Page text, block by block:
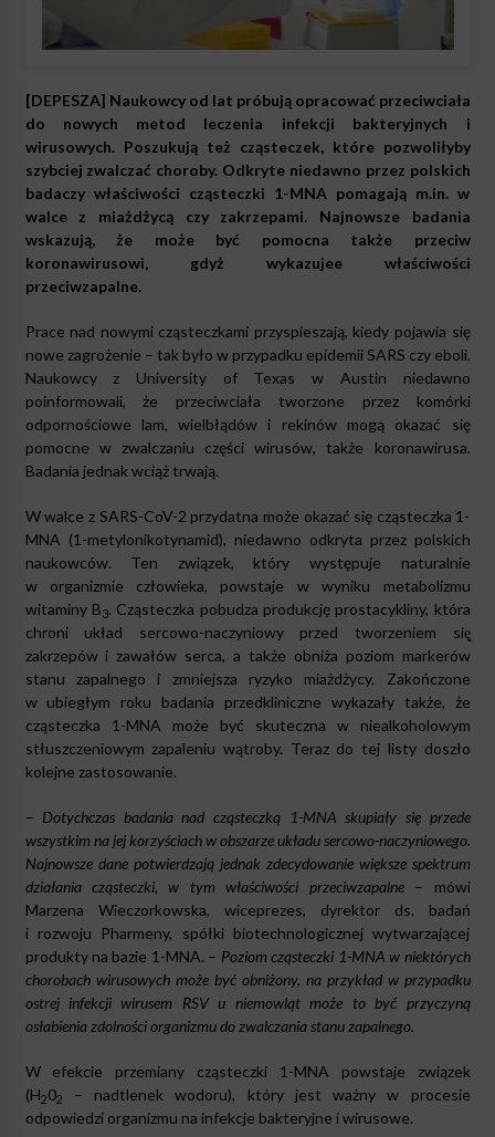
[DEPESZA] Naukowcy od lat próbują opracować przeciwciała
do nowych metod leczenia infekcji bakteryjnych i
wirusowych. Poszukują też cząsteczek, które pozwoliłyby
szybciej zwalczać choroby. Odkryte niedawno przez polskich
badaczy właściwości cząsteczki 1-MNA pomagają m.in. w
walce z miażdżycą czy zakrzepami. Najnowsze badania
wskazują, że może być pomocna także przeciw
koronawirusowi, gdyż wykazujee właściwości
przeciwzapalne.
Prace nad nowymi cząsteczkami przyspieszają, kiedy pojawia się
nowe zagrożenie – tak było w przypadku epidemii SARS czy eboli.
Naukowcy z University of Texas w Austin niedawno
poinformowali, że przeciwciała tworzone przez komórki
odpornościowe lam, wielbłądów i rekinów mogą okazać się
pomocne w zwalczaniu części wirusów, także koronawirusa.
Badania jednak wciąż trwają.
W walce z SARS-CoV-2 przydatna może okazać się cząsteczka 1-
MNA (1-metylonikotynamid), niedawno odkryta przez polskich
naukowców. Ten związek, który występuje naturalnie
w organizmie człowieka, powstaje w wyniku metabolizmu
witaminy B3. Cząsteczka pobudza produkcję prostacykliny, która
chroni układ sercowo-naczyniowy przed tworzeniem się̨
zakrzepów i zawałów serca, a także obniża poziom markerów
stanu zapalnego i zmniejsza ryzyko miażdżycy. Zakończone
w ubiegłym roku badania przedkliniczne wykazały także, że
cząsteczka 1-MNA może być skuteczna w niealkoholowym
stłuszczeniowym zapaleniu wątroby. Teraz do tej listy doszło
kolejne zastosowanie.
– Dotychczas badania nad cząsteczką 1-MNA skupiały się przede
wszystkim na jej korzyściach w obszarze układu sercowo-naczyniowego.
Najnowsze dane potwierdzają jednak zdecydowanie większe spektrum
działania cząsteczki, w tym właściwości przeciwzapalne– mówi
Marzena Wieczorkowska, wiceprezes, dyrektor ds. badań
i rozwoju Pharmeny, spółki biotechnologicznej wytwarzającej
produkty na bazie 1-MNA. – Poziom cząsteczki 1-MNA w niektórych
chorobach wirusowych może być obniżony, na przykład w przypadku
ostrej infekcji wirusem RSV u niemowląt może to być przyczyną
osłabienia zdolności organizmu do zwalczania stanu zapalnego.
W efekcie przemiany cząsteczki 1-MNA powstaje związek
(H202
– nadtlenek wodoru), który jest ważny w procesie
odpowiedzi organizmu na infekcje bakteryjne i wirusowe.